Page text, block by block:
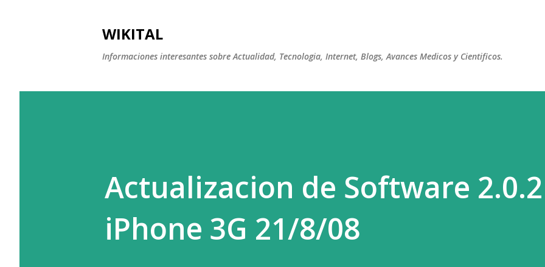
WIKITAL
Informaciones interesantes sobre Actualidad, Tecnologia, Internet, Blogs, Avances Medicos y Cientificos.
Actualizacion de Software
iPhone 3G 21/8/08